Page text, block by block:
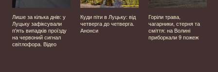
Лише за кілька днів: у
Луцьку зафіксували
п'ять випадків проїзду
на червоний сигнал
світлофора. Відео
Куди піти в Луцьку: від
четверга до четверга.
Анонси
Горіли трава,
чагарники, стерня та
сміття: на Волині
приборкали 9 пожеж